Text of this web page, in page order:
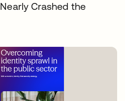
Crashed the